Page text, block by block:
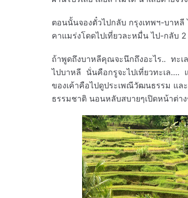
ตอนนั้นจองตั๋วไปกลับ กรุงเทพฯ-บาหลี
คาแมร่งโดดไปเที่ยวละหมื่น ไป-กลับ
ถ้าพูดถึงบาหลีคุณจะนึกถึงอะไร.. ทะเ
ไปบาหลี นั่นคือกรูจะไปเที่ยวทะเล….
ของเค้าคือไปดูประเพณีวัฒนธรรม แล
ธรรมชาติ นอนหลับสบายๆเปิดหน้าต่า